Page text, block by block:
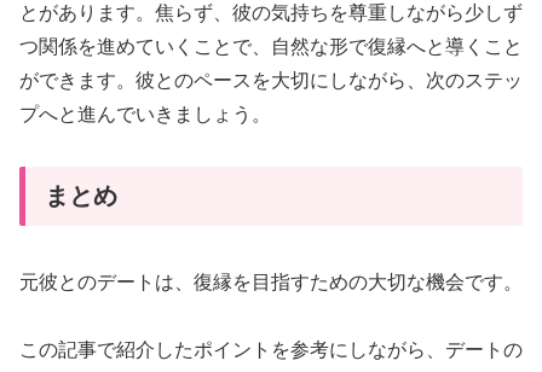
とがあります。焦らず、彼の気持ちを尊重しながら少しず
つ関係を進めていくことで、自然な形で復縁へと導くこと
ができます。彼とのペースを大切にしながら、次のステッ
プへと進んでいきましょう。
まとめ
元彼とのデートは、復縁を目指すための大切な機会です。
この記事で紹介したポイントを参考にしながら、デートの